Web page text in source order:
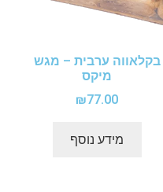
בקלאווה ערבית – מגש
מיקס
₪77.00
מידע נוסף